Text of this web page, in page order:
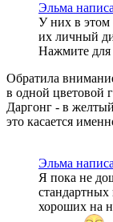
Эльма
У них в этом
их личный
Нажмите для
Обратила
в одной цветовой
Даргонг - в
это касается
Эльма
Я пока не
стандартных
хороших на